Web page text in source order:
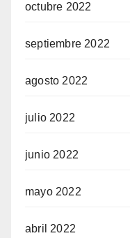
octubre 2022
septiembre 2022
agosto 2022
julio 2022
junio 2022
mayo 2022
abril 2022